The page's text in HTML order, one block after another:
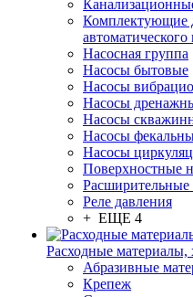
Комплектующие
Насосная группа
Насосы бытовые
Насосы
Насосы
Насосы
Насосы
Насосы
Поверхностные
Расширительные
Реле давления
+ ЕЩЕ 4
Расходные материалы,
Абразивные
Крепеж